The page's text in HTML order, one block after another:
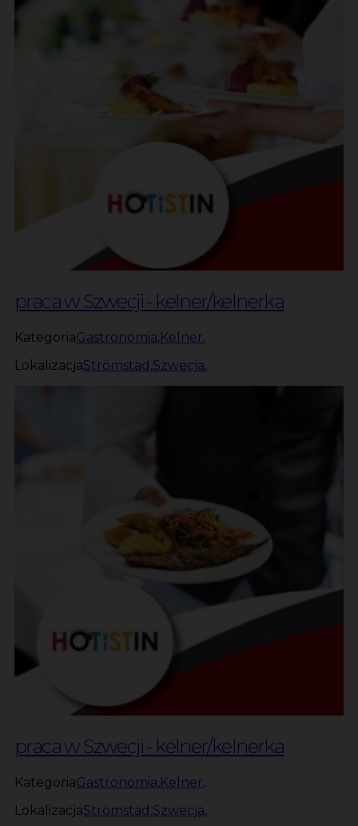
praca w Szwecji - kelner/kelnerka
KategoriaGastronomia,Kelner,
LokalizacjaStrömstad ,Szwecja,
praca w Szwecji - kelner/kelnerka
KategoriaGastronomia,Kelner,
LokalizacjaStrömstad ,Szwecja,